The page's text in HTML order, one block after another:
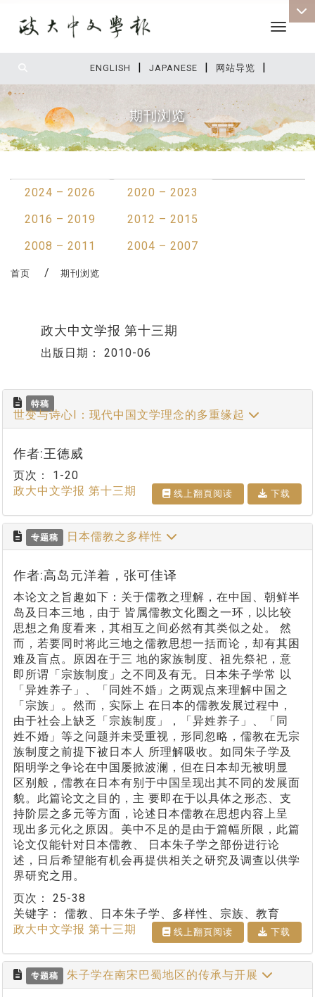
ENGLISH | JAPANESE | 网站导览 |
Toggle
期刊浏览
2024 – 2026
2020 – 2023
2016 – 2019
2012 – 2015
2008 – 2011
2004 – 2007
首页 期刊浏览
政大中文学报 第十三期
出版日期： 2010-06
特稿
世变与诗心I：现代中国文学理念的多重缘起
作者:王德威
页次： 1-20
政大中文学报 第十三期
线上翻⾴阅读 下载
专题稿 日本儒教之多样性
作者:高岛元洋着，张可佳译
本论文之旨趣如下：关于儒教之理解，在中国、朝鲜半
岛及日本三地，由于 皆属儒教文化圈之一环，以比较
思想之角度看来，其相互之间必然有其类似之处。 然
而，若要同时将此三地之儒教思想一括而论，却有其困
难及盲点。原因在于三 地的家族制度、祖先祭祀，意
即所谓「宗族制度」之不同及有无。日本朱子学常 以
「异姓养子」、「同姓不婚」之两观点来理解中国之
「宗族」。然而，实际上 在日本的儒教发展过程中，
由于社会上缺乏「宗族制度」，「异姓养子」、「同
姓不婚」等之问题并未受重视，形同忽略，儒教在无宗
族制度之前提下被日本人 所理解吸收。如同朱子学及
阳明学之争论在中国屡掀波澜，但在日本却无被明显
区别般，儒教在日本有别于中国呈现出其不同的发展面
貌。此篇论文之目的，主 要即在于以具体之形态、支
持阶层之多元等方面，论述日本儒教在思想内容上呈
现出多元化之原因。美中不足的是由于篇幅所限，此篇
论文仅能针对日本儒教、 日本朱子学之部份进行论
述，日后希望能有机会再提供相关之研究及调查以供学
界研究之用。
页次： 25-38
关键字： 儒教、日本朱子学、多样性、宗族、教育
政大中文学报 第十三期
线上翻⾴阅读 下载
专题稿 朱子学在南宋巴蜀地区的传承与开展